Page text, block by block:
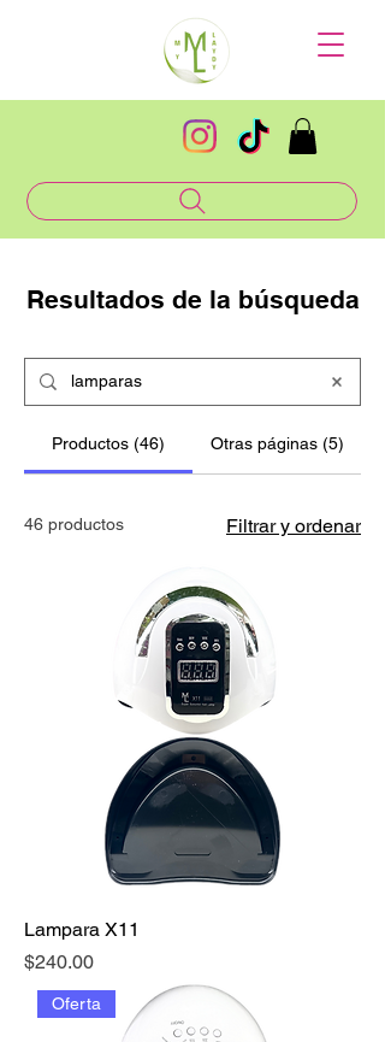
Resultados de la búsqueda
Productos (46) Otras páginas (5)
46 productos Filtrar y ordenar
Lampara X11
Precio
$240.00
Oferta